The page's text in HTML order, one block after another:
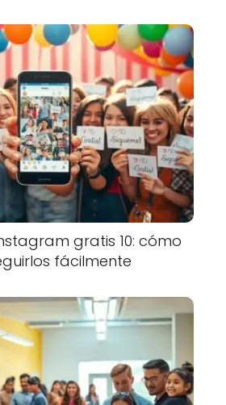
gratis 10: cómo
fácilmente